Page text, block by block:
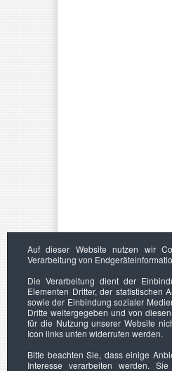
Auf dieser Website nutzen wir
Verarbeitung von
Die Verarbeitung dient der
Elementen Dritter, der statistischen
sowie der Einbindung sozialer
Dritte weitergegeben und von
für die Nutzung unserer Website
Icon links unten widerrufen werden.
Bitte beachten Sie, dass einige
Interesse verarbeiten werden.